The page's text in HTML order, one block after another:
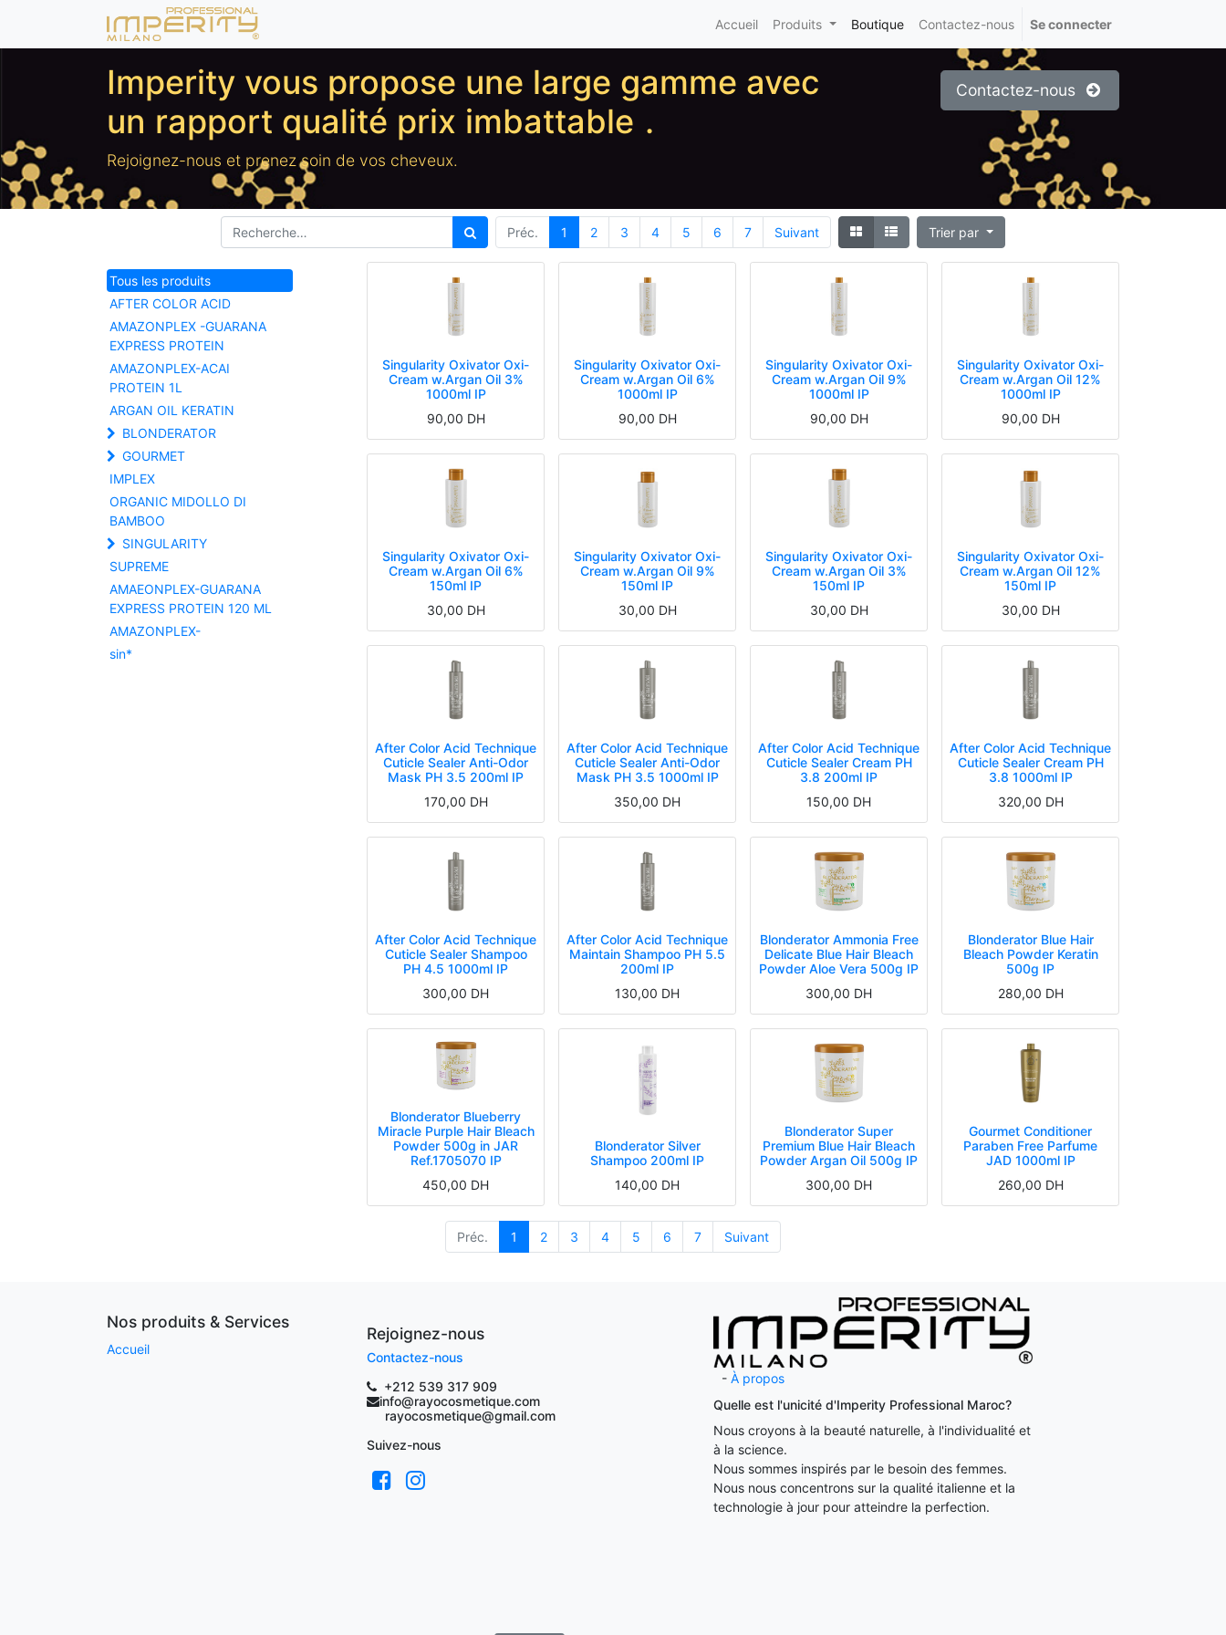
Accueil Produits Boutique Contactez-nous Se connecter
Imperity vous propose une large gamme avec
un rapport qualité prix imbattable .
Rejoignez-nous et prenez soin de vos cheveux.
Contactez-nous
Préc. 1 2 3 4 5 6 7 Suivant Trier par
Tous les produits
AFTER COLOR ACID
AMAZONPLEX -GUARANA
EXPRESS PROTEIN
AMAZONPLEX-ACAI
PROTEIN 1L
ARGAN OIL KERATIN
BLONDERATOR
GOURMET
IMPLEX
ORGANIC MIDOLLO DI
BAMBOO
SINGULARITY
SUPREME
AMAEONPLEX-GUARANA
EXPRESS PROTEIN 120 ML
AMAZONPLEX-
sin*
Singularity Oxivator Oxi-
Cream w.Argan Oil 3%
1000ml IP
90,00 DH
Singularity Oxivator Oxi-
Cream w.Argan Oil 6%
1000ml IP
90,00 DH
Singularity Oxivator Oxi-
Cream w.Argan Oil 9%
1000ml IP
90,00 DH
Singularity Oxivator Oxi-
Cream w.Argan Oil 12%
1000ml IP
90,00 DH
Singularity Oxivator Oxi-
Cream w.Argan Oil 6%
150ml IP
30,00 DH
Singularity Oxivator Oxi-
Cream w.Argan Oil 9%
150ml IP
30,00 DH
Singularity Oxivator Oxi-
Cream w.Argan Oil 3%
150ml IP
30,00 DH
Singularity Oxivator Oxi-
Cream w.Argan Oil 12%
150ml IP
30,00 DH
After Color Acid Technique
Cuticle Sealer Anti-Odor
Mask PH 3.5 200ml IP
170,00 DH
After Color Acid Technique
Cuticle Sealer Anti-Odor
Mask PH 3.5 1000ml IP
350,00 DH
After Color Acid Technique
Cuticle Sealer Cream PH
3.8 200ml IP
150,00 DH
After Color Acid Technique
Cuticle Sealer Cream PH
3.8 1000ml IP
320,00 DH
After Color Acid Technique
Cuticle Sealer Shampoo
PH 4.5 1000ml IP
300,00 DH
After Color Acid Technique
Maintain Shampoo PH 5.5
200ml IP
130,00 DH
Blonderator Ammonia Free
Delicate Blue Hair Bleach
Powder Aloe Vera 500g IP
300,00 DH
Blonderator Blue Hair
Bleach Powder Keratin
500g IP
280,00 DH
Blonderator Blueberry
Miracle Purple Hair Bleach
Powder 500g in JAR
Ref.1705070 IP
450,00 DH
Blonderator Silver
Shampoo 200ml IP
140,00 DH
Blonderator Super
Premium Blue Hair Bleach
Powder Argan Oil 500g IP
300,00 DH
Gourmet Conditioner
Paraben Free Parfume
JAD 1000ml IP
260,00 DH
Préc. 1 2 3 4 5 6 7 Suivant
Nos produits & Services
Accueil
Rejoignez-nous
Contactez-nous
+212 539 317 909
info@rayocosmetique.com
rayocosmetique@gmail.com
Suivez-nous
- À propos
Quelle est l'unicité d'Imperity Professional Maroc?
Nous croyons à la beauté naturelle, à l'individualité et
à la science.
Nous sommes inspirés par le besoin des femmes.
Nous nous concentrons sur la qualité italienne et la
technologie à jour pour atteindre la perfection.